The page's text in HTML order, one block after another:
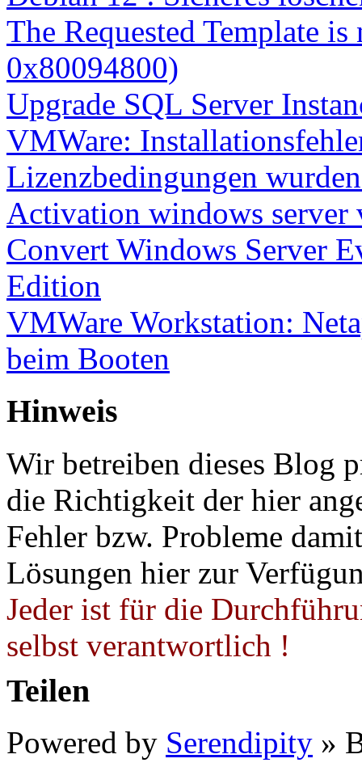
The Requested Template
0x80094800)
Upgrade SQL Server
VMWare:
Lizenzbedingungen
Activation windows server
Convert Windows Server
Edition
VMWare Workstation:
beim Booten
Hinweis
Wir betreiben dieses Blog
die Richtigkeit der hier
Fehler bzw. Probleme
Lösungen hier zur
Jeder ist für die
selbst verantwortlich !
Teilen
Powered by Serendipity »